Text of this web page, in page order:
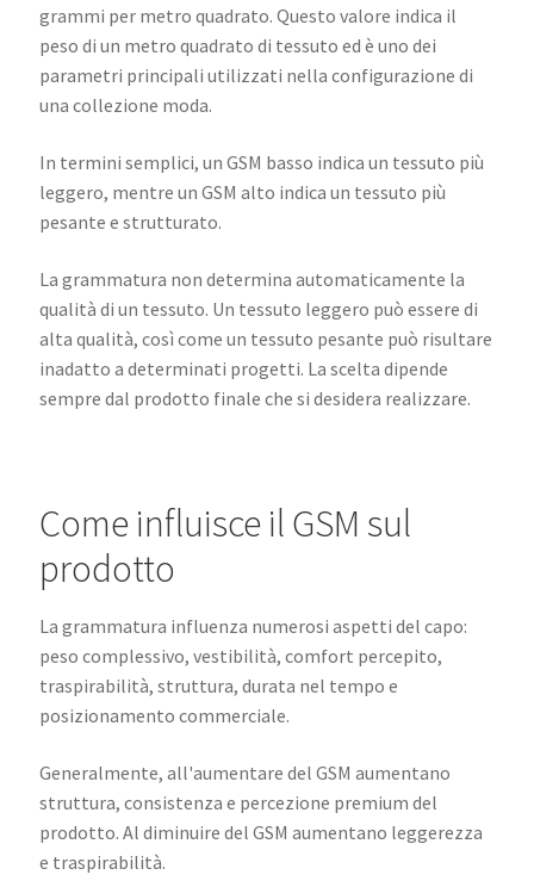
grammi per metro quadrato. Questo valore indica il
peso di un metro quadrato di tessuto ed è uno dei
parametri principali utilizzati nella configurazione di
una collezione moda.
In termini semplici, un GSM basso indica un tessuto più
leggero, mentre un GSM alto indica un tessuto più
pesante e strutturato.
La grammatura non determina automaticamente la
qualità di un tessuto. Un tessuto leggero può essere di
alta qualità, così come un tessuto pesante può risultare
inadatto a determinati progetti. La scelta dipende
sempre dal prodotto finale che si desidera realizzare.
Come influisce il GSM sul
prodotto
La grammatura influenza numerosi aspetti del capo:
peso complessivo, vestibilità, comfort percepito,
traspirabilità, struttura, durata nel tempo e
posizionamento commerciale.
Generalmente, all'aumentare del GSM aumentano
struttura, consistenza e percezione premium del
prodotto. Al diminuire del GSM aumentano leggerezza
e traspirabilità.